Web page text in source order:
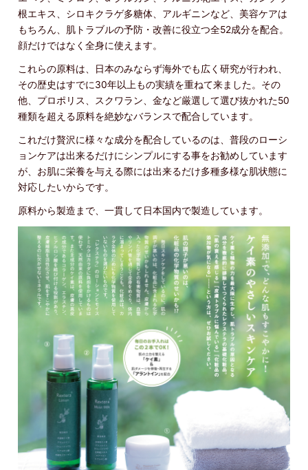
根エキス、シロキクラゲ多糖体、アルギニンなど、美容ケアは
もちろん、肌トラブルの予防・改善に役立つ全52成分を配合。
顔だけではなく全身に使えます。
これらの原料は、日本のみならず海外でも広く研究が行われ、
その歴史はすでに30年以上もの実績を重ねて来ました。その
他、プロポリス、スクワラン、金など厳選して選び抜かれた50
種類を超える原料を絶妙なバランスで配合しています。
これだけ贅沢に様々な成分を配合しているのは、普段のローシ
ョンケアは出来るだけにシンプルにする事をお勧めしています
が、お肌に栄養を与える際には出来るだけ多種多様な肌状態に
対応したいからです。
原料から製造まで、一貫して日本国内で製造しています。